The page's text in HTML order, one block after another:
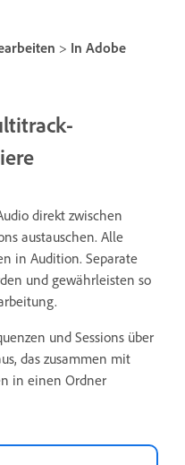
> In Adobe
direkt zwischen
austauschen. Alle
in Audition. Separate
und gewährleisten so
und Sessions über
das zusammen mit
in einen Ordner